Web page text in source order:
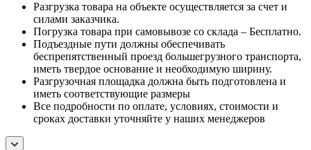
Разгрузка товара на объекте осуществляется за счет и
силами заказчика.
Погрузка товара при самовывозе со склада – Бесплатно.
Подъездные пути должны обеспечивать
беспрепятственный проезд большегрузного транспорта,
иметь твердое основание и необходимую ширину.
Разгрузочная площадка должна быть подготовлена и
иметь соответствующие размеры
Все подробности по оплате, условиях, стоимости и
сроках доставки уточняйте у наших менеджеров